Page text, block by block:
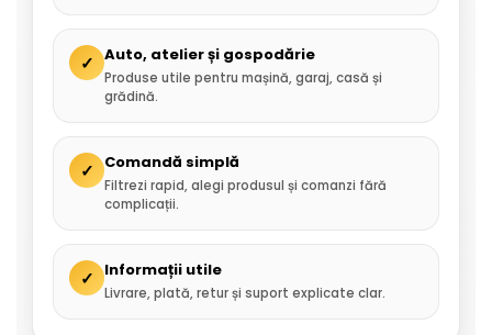
✓ Auto, atelier și gospodărie
Produse utile pentru mașină, garaj, casă și
grădină.
✓ Comandă simplă
Filtrezi rapid, alegi produsul și comanzi fără
complicații.
✓ Informații utile
Livrare, plată, retur și suport explicate clar.